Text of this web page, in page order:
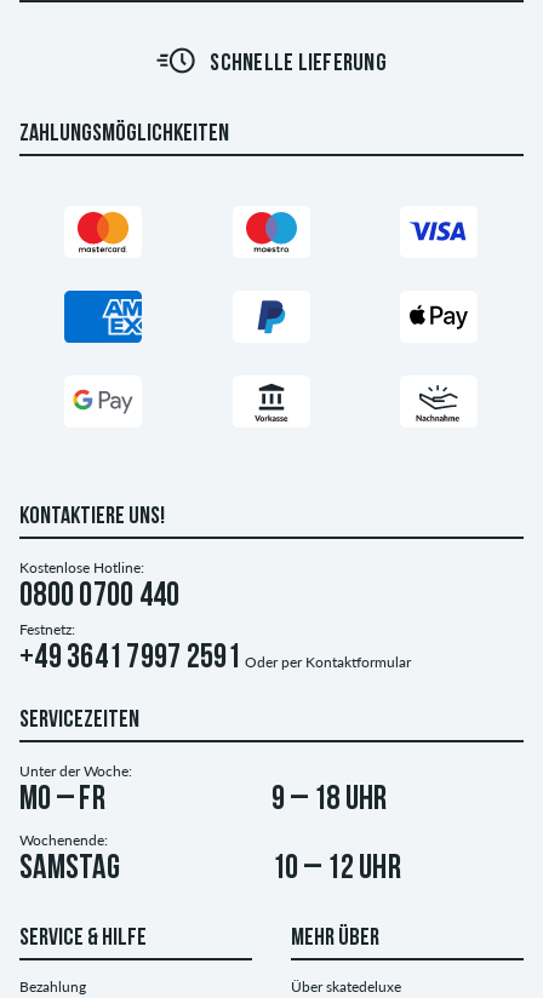
30 TAGE WIDERRUFSRECHT
ZAHLUNGSMÖGLICHKEITEN
KONTAKTIERE UNS!
Kostenlose Hotline:
0800 0700 440
Festnetz:
+49 3641 7997 2591 Oder per Kontaktformular
SERVICEZEITEN
Unter der Woche:
Mo – Fr 9 – 18 Uhr
Wochenende:
Samstag 10 – 12 Uhr
SERVICE & HILFE
Bezahlung
MEHR ÜBER
Über skatedeluxe